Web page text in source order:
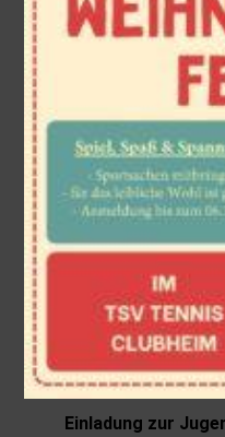
Einladung zur